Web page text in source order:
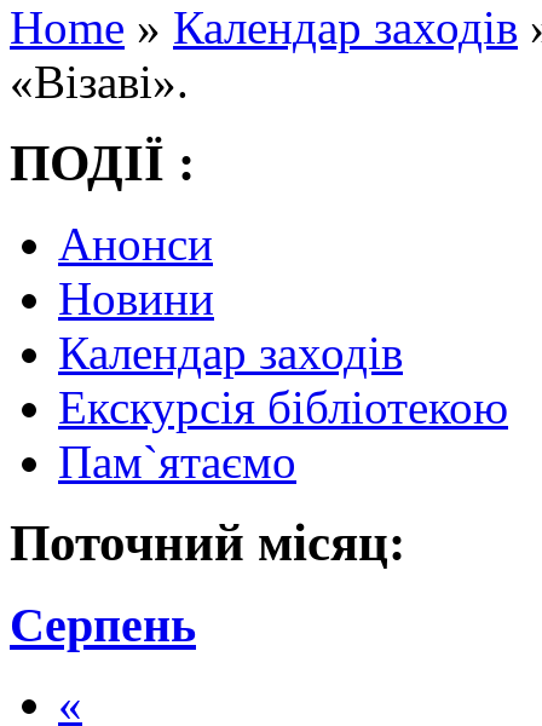
Home » Календар заходів
«Візаві».
ПОДІЇ :
Анонси
Новини
Календар заходів
Екскурсія бібліотекою
Пам`ятаємо
Поточний місяц:
Серпень
«